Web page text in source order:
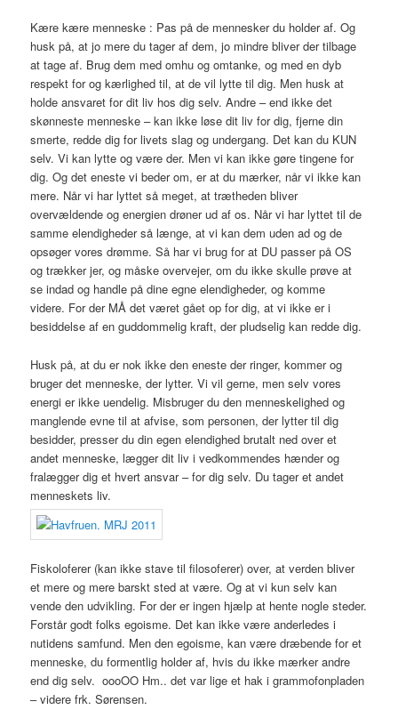
Kære kære menneske : Pas på de mennesker du holder af. Og
husk på, at jo mere du tager af dem, jo mindre bliver der tilbage
at tage af. Brug dem med omhu og omtanke, og med en dyb
respekt for og kærlighed til, at de vil lytte til dig. Men husk at
holde ansvaret for dit liv hos dig selv. Andre – end ikke det
skønneste menneske – kan ikke løse dit liv for dig, fjerne din
smerte, redde dig for livets slag og undergang. Det kan du KUN
selv. Vi kan lytte og være der. Men vi kan ikke gøre tingene for
dig. Og det eneste vi beder om, er at du mærker, når vi ikke kan
mere. Når vi har lyttet så meget, at trætheden bliver
overvældende og energien drøner ud af os. Når vi har lyttet til de
samme elendigheder så længe, at vi kan dem uden ad og de
opsøger vores drømme. Så har vi brug for at DU passer på OS
og trækker jer, og måske overvejer, om du ikke skulle prøve at
se indad og handle på dine egne elendigheder, og komme
videre. For der MÅ det været gået op for dig, at vi ikke er i
besiddelse af en guddommelig kraft, der pludselig kan redde dig.
Husk på, at du er nok ikke den eneste der ringer, kommer og
bruger det menneske, der lytter. Vi vil gerne, men selv vores
energi er ikke uendelig. Misbruger du den menneskelighed og
manglende evne til at afvise, som personen, der lytter til dig
besidder, presser du din egen elendighed brutalt ned over et
andet menneske, lægger dit liv i vedkommendes hænder og
fralægger dig et hvert ansvar – for dig selv. Du tager et andet
menneskets liv.
Fiskoloferer (kan ikke stave til filosoferer) over, at verden bliver
et mere og mere barskt sted at være. Og at vi kun selv kan
vende den udvikling. For der er ingen hjælp at hente nogle steder.
Forstår godt folks egoisme. Det kan ikke være anderledes i
nutidens samfund. Men den egoisme, kan være dræbende for et
menneske, du formentlig holder af, hvis du ikke mærker andre
end dig selv. oooOO Hm.. det var lige et hak i grammofonpladen
– videre frk. Sørensen.